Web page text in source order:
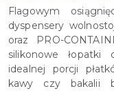
Flagowym
dyspensery
oraz PRO-
silikonowe łopatki
idealnej porcji
kawy czy bakalii